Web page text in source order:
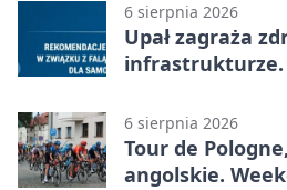
6 sierpnia 2026
Upał zagraża
infrastrukturze.
6 sierpnia 2026
Tour de
angolskie.